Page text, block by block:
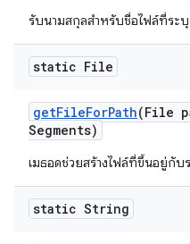
รับนามสกุลสำหรับชื่อไฟล์ที่ระบุ
static File
getFileForPath(File
Segments)
เมธอดช่วยสร้างไฟล์ที่ขึ้นอยู่กับ
static String